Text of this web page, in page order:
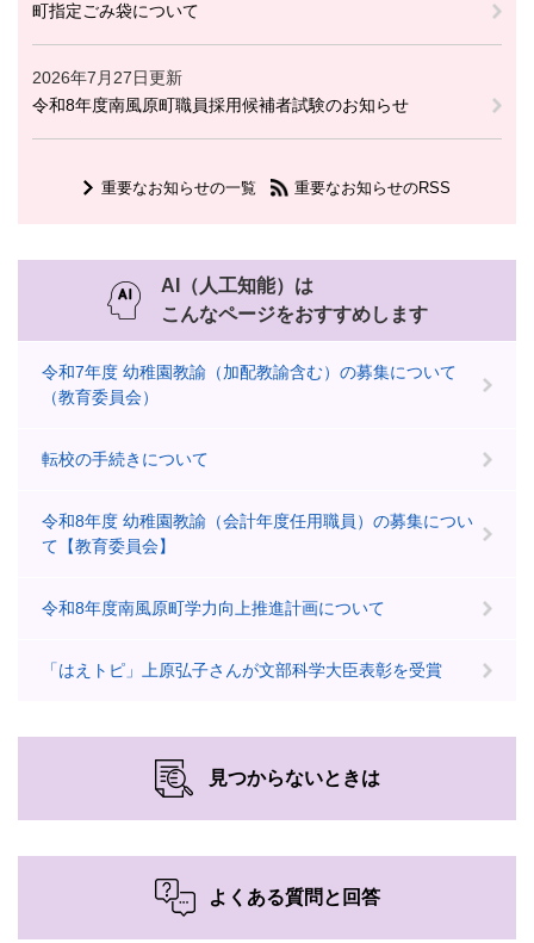
町指定ごみ袋について
2026年7月27日更新
令和8年度南風原町職員採用候補者試験のお知らせ
重要なお知らせの一覧 重要なお知らせのRSS
AI（人工知能）は
こんなページをおすすめします
令和7年度 幼稚園教諭（加配教諭含む）の募集について
（教育委員会）
転校の手続きについて
令和8年度 幼稚園教諭（会計年度任用職員）の募集につい
て【教育委員会】
令和8年度南風原町学力向上推進計画について
「はえトピ」上原弘子さんが文部科学大臣表彰を受賞
見つからないときは
よくある質問と回答